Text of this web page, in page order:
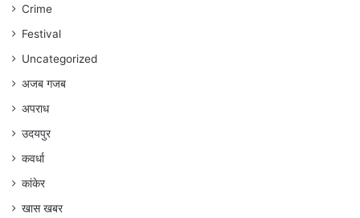
अंकित
गौरहा
Crime
Festival
Uncategorized
अजब गजब
अपराध
उदयपुर
कवर्धा
कांकेर
खास खबर